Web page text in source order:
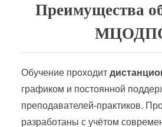
Преимущества
Обучение проходит
графиком и постоянной
преподавателей-практиков.
разработаны с учётом